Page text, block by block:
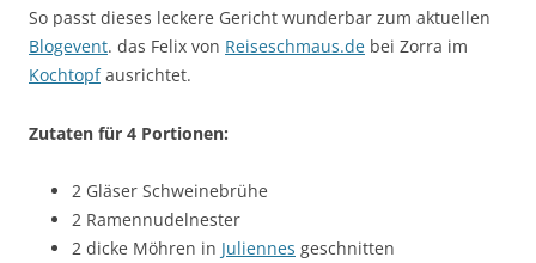
So passt dieses leckere Gericht wunderbar zum aktuellen
Blogevent. das Felix von Reiseschmaus.de bei Zorra im
Kochtopfausrichtet.
Zutaten für 4 Portionen:
2 Gläser Schweinebrühe
2 Ramennudelnester
2 dicke Möhren in Juliennes geschnitten